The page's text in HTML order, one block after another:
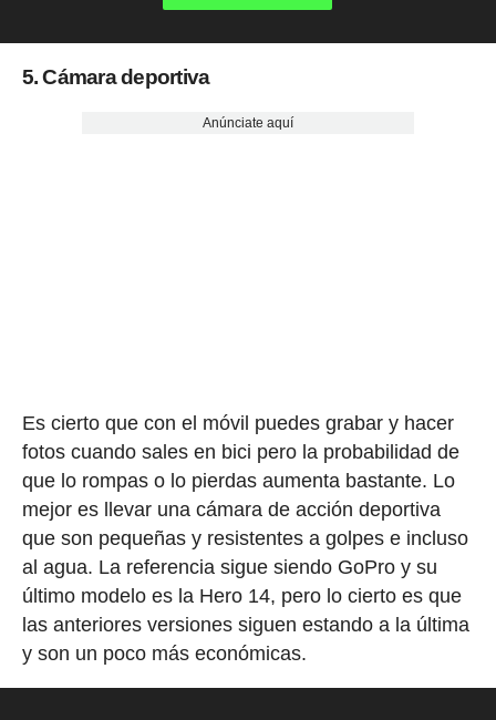
5. Cámara deportiva
Anúnciate aquí
Es cierto que con el móvil puedes grabar y hacer
fotos cuando sales en bici pero la probabilidad de
que lo rompas o lo pierdas aumenta bastante. Lo
mejor es llevar una cámara de acción deportiva
que son pequeñas y resistentes a golpes e incluso
al agua. La referencia sigue siendo GoPro y su
último modelo es la Hero 14, pero lo cierto es que
las anteriores versiones siguen estando a la última
y son un poco más económicas.